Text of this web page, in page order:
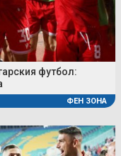
футбол:
ФЕН ЗОНА